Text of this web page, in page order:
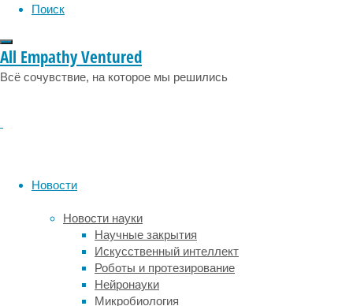
Поиск
All Empathy Ventured
Всё сочувствие, на которое мы решились
Новости
Новости науки
Научные закрытия
Искусственный интеллект
Роботы и протезирование
Нейронауки
Микробиология
состоит
из
внутриклеточной
активирующей
лимфоцит.
ходе
экспериментов